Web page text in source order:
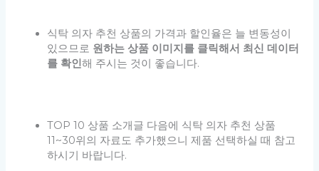
식탁 의자 추천 상품의 가격과 할인율은 늘 변동성이
있으므로 원하는 상품 이미지를 클릭해서 최신 데이터
를 확인해 주시는 것이 좋습니다.
TOP 10 상품 소개글 다음에 식탁 의자 추천 상품
11~30위의 자료도 추가했으니 제품 선택하실 때 참고
하시기 바랍니다.